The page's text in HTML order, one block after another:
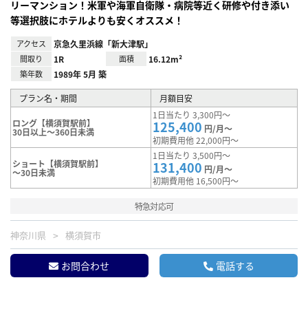
リーマンション！米軍や海軍自衛隊・病院等近く研修や付き添い
等選択肢にホテルよりも安くオススメ！
アクセス 京急久里浜線「新大津駅」
間取り 1R 面積 16.12m²
築年数 1989年 5月 築
プラン名・期間 月額目安
ロング【横須賀駅前】
30日以上～360日未満
1日当たり 3,300円～
125,400 円/月～
初期費用他 22,000円～
ショート【横須賀駅前】
～30日未満
1日当たり 3,500円～
131,400 円/月～
初期費用他 16,500円～
特急対応可
神奈川県 横須賀市
お問合わせ 電話する